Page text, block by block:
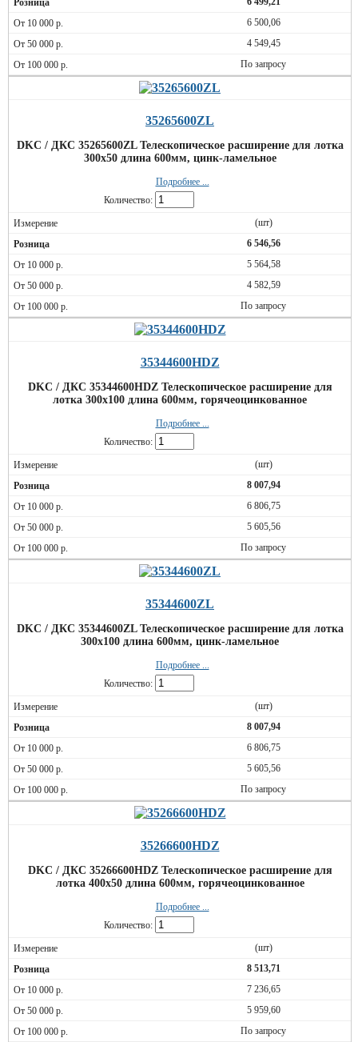
6 500,06
4 549,45
По запросу
35265600ZL
DKC / ДКС 35265600ZL Телескопическое расширение для лотка
300х50 длина 600мм, цинк-ламельное
Подробнее ...
Количество:
(шт)
6 546,56
5 564,58
4 582,59
По запросу
35344600HDZ
DKC / ДКС 35344600HDZ Телескопическое расширение для
лотка 300х100 длина 600мм, горячеоцинкованное
Подробнее ...
Количество:
(шт)
8 007,94
6 806,75
5 605,56
По запросу
35344600ZL
DKC / ДКС 35344600ZL Телескопическое расширение для лотка
300х100 длина 600мм, цинк-ламельное
Подробнее ...
Количество:
(шт)
8 007,94
6 806,75
5 605,56
По запросу
35266600HDZ
DKC / ДКС 35266600HDZ Телескопическое расширение для
лотка 400х50 длина 600мм, горячеоцинкованное
Подробнее ...
Количество:
(шт)
8 513,71
7 236,65
5 959,60
По запросу